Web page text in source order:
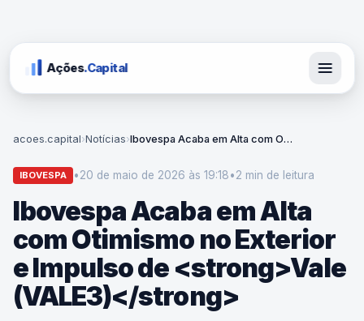
Ações.Capital
acoes.capital›Notícias› Ibovespa Acaba em Alta com Otimismo no Exterior e Impulso de <strong>Vale (VALE3)</strong>
IBOVESPA •20 de maio de 2026 às 19:18•2 min de leitura
Ibovespa Acaba em Alta
com Otimismo no Exterior
e Impulso de <strong>Vale
(VALE3)</strong>